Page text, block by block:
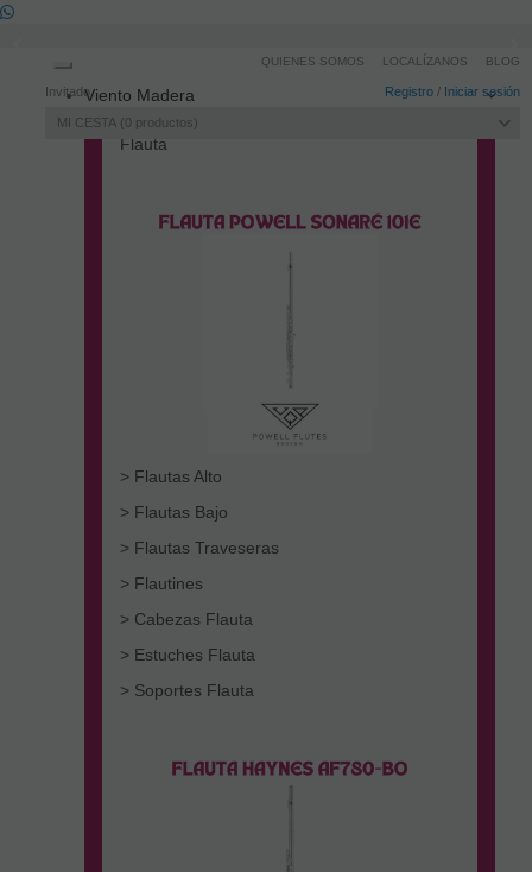
Invitado Registro / Iniciar sesión
MI CESTA 0 productos
QUIENES SOMOS LOCALÍZANOS BLOG
navigation
Viento Madera
Flauta
> Flautas Alto
> Flautas Bajo
> Flautas Traveseras
> Flautines
> Cabezas Flauta
> Estuches Flauta
> Soportes Flauta